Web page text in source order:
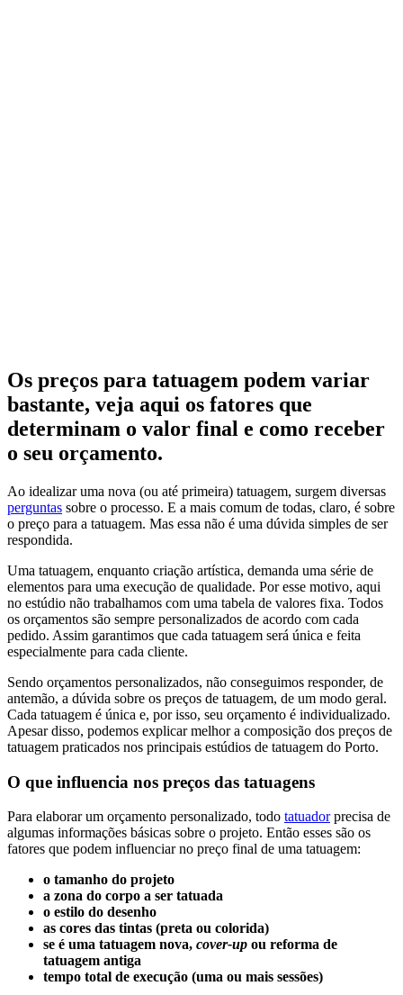
Os preços para tatuagem podem variar
bastante, veja aqui os fatores que
determinam o valor final e como receber
o seu orçamento.
Ao idealizar uma nova (ou até primeira) tatuagem, surgem diversas
perguntas sobre o processo. E a mais comum de todas, claro, é sobre
o preço para a tatuagem. Mas essa não é uma dúvida simples de ser
respondida.
Uma tatuagem, enquanto criação artística, demanda uma série de
elementos para uma execução de qualidade. Por esse motivo, aqui
no estúdio não trabalhamos com uma tabela de valores fixa. Todos
os orçamentos são sempre personalizados de acordo com cada
pedido. Assim garantimos que cada tatuagem será única e feita
especialmente para cada cliente.
Sendo orçamentos personalizados, não conseguimos responder, de
antemão, a dúvida sobre os preços de tatuagem, de um modo geral.
Cada tatuagem é única e, por isso, seu orçamento é individualizado.
Apesar disso, podemos explicar melhor a composição dos preços de
tatuagem praticados nos principais estúdios de tatuagem do Porto.
O que influencia nos preços das tatuagens
Para elaborar um orçamento personalizado, todo tatuadorprecisa de
algumas informações básicas sobre o projeto. Então esses são os
fatores que podem influenciar no preço final de uma tatuagem:
o tamanho do projeto
a zona do corpo a ser tatuada
o estilo do desenho
as cores das tintas (preta ou colorida)
se é uma tatuagem nova, cover-up ou reforma de
tatuagem antiga
tempo total de execução (uma ou mais sessões)